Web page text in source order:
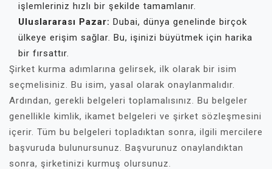
işlemleriniz hızlı bir şekilde tamamlanır.
Uluslararası Pazar: Dubai, dünya genelinde birçok
ülkeye erişim sağlar. Bu, işinizi büyütmek için harika
bir fırsattır.
Şirket kurma adımlarına gelirsek, ilk olarak bir isim
seçmelisiniz. Bu isim, yasal olarak onaylanmalıdır.
Ardından, gerekli belgeleri toplamalısınız. Bu belgeler
genellikle kimlik, ikamet belgeleri ve şirket sözleşmesini
içerir. Tüm bu belgeleri topladıktan sonra, ilgili mercilere
başvuruda bulunursunuz. Başvurunuz onaylandıktan
sonra, şirketinizi kurmuş olursunuz.